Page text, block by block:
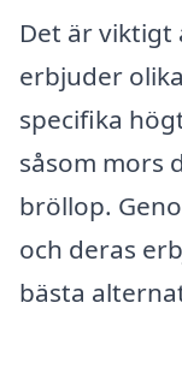
Det är
erbjuder
specifika
såsom mors
bröllop.
och deras
bästa